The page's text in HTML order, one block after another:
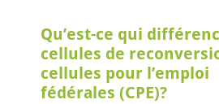
Qu’est-ce qui
cellules de
cellules pour l’emploi
fédérales (CPE)?